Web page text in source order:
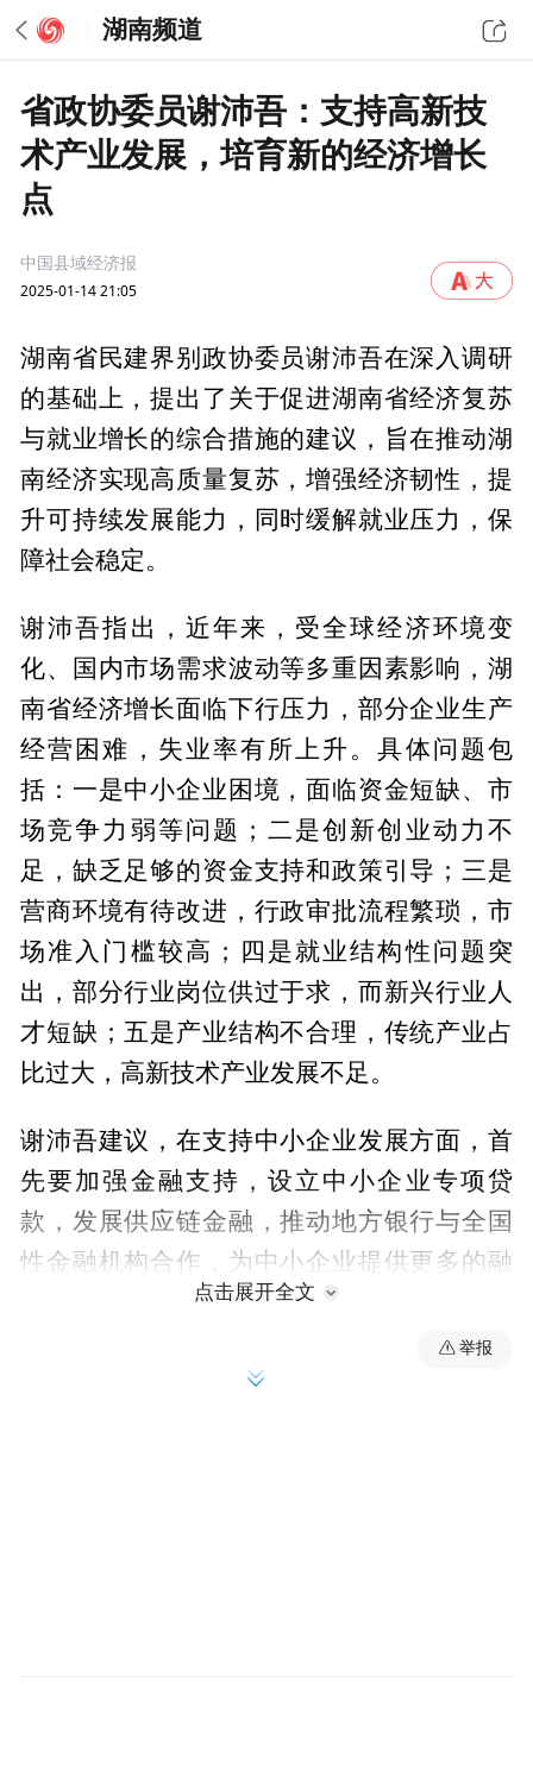
湖南频道
省政协委员谢沛吾：支持高新技
术产业发展，培育新的经济增长
点
中国县域经济报
2025-01-14 21:05
湖南省民建界别政协委员谢沛吾在深入调研
的基础上，提出了关于促进湖南省经济复苏
与就业增长的综合措施的建议，旨在推动湖
南经济实现高质量复苏，增强经济韧性，提
升可持续发展能力，同时缓解就业压力，保
障社会稳定。
谢沛吾指出，近年来，受全球经济环境变
化、国内市场需求波动等多重因素影响，湖
南省经济增长面临下行压力，部分企业生产
经营困难，失业率有所上升。具体问题包
括：一是中小企业困境，面临资金短缺、市
场竞争力弱等问题；二是创新创业动力不
足，缺乏足够的资金支持和政策引导；三是
营商环境有待改进，行政审批流程繁琐，市
场准入门槛较高；四是就业结构性问题突
出，部分行业岗位供过于求，而新兴行业人
才短缺；五是产业结构不合理，传统产业占
比过大，高新技术产业发展不足。
谢沛吾建议，在支持中小企业发展方面，首
先要加强金融支持，设立中小企业专项贷
款，发展供应链金融，推动地方银行与全国
性金融机构合作，为中小企业提供更多的融
资渠道，其次是实施税收优惠，对小微企业
实行增值税、所得税减免，缓解经营压力，
增强企业活力，通过政府补贴支持中小企业
点击展开全文
举报